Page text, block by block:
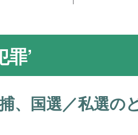
’
、国選／私選の